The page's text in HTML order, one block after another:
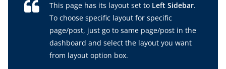
This page has its layout set to Left Sidebar.
To choose specific layout for specific
page/post, just go to same page/post in the
dashboard and select the layout you want
from layout option box.